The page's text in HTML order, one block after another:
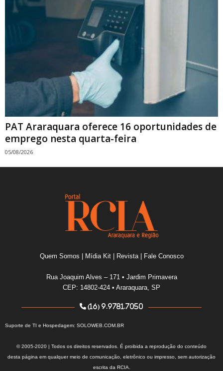
PAT Araraquara oferece 16 oportunidades de
emprego nesta quarta-feira
05/08/2026
Quem Somos Mídia Kit| Revista| Fale Conosco
Rua Joaquim Alves – 171 • Jardim Primavera
CEP: 14802-424 • Araraquara, SP
(16) 9.9781.7050
Suporte de TI e Hospedagem: SOLOWEB.COM.BR
© 2005-2020 | Todos os direitos reservados. É proibida a reprodução do conteúdo
desta página em qualquer meio de comunicação, eletrônico ou impresso, sem autorização
escrita da RCIA.